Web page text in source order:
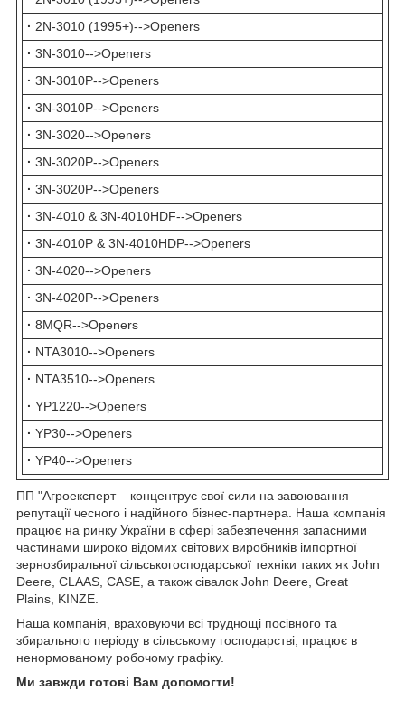
· 2N-3010 (1995+)-->Openers
· 3N-3010-->Openers
· 3N-3010P-->Openers
· 3N-3010P-->Openers
· 3N-3020-->Openers
· 3N-3020P-->Openers
· 3N-3020P-->Openers
· 3N-4010 & 3N-4010HDF-->Openers
· 3N-4010P & 3N-4010HDP-->Openers
· 3N-4020-->Openers
· 3N-4020P-->Openers
· 8MQR-->Openers
· NTA3010-->Openers
· NTA3510-->Openers
· YP1220-->Openers
· YP30-->Openers
· YP40-->Openers
ПП "Агроексперт – концентрує свої сили на завоювання
репутації чесного і надійного бізнес-партнера. Наша компанія
працює на ринку України в сфері забезпечення запасними
частинами широко відомих світових виробників імпортної
зернозбиральної сільськогосподарської техніки таких як John
Deere, CLAAS, CASE, а також сівалок John Deere, Great
Plains, KINZE.
Наша компанія, враховуючи всі труднощі посівного та
збирального періоду в сільському господарстві, працює в
ненормованому робочому графіку.
Ми завжди готові Вам допомогти!